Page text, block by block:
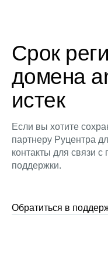
Срок
домена
истек
Если вы хотите
партнеру Руцентра
контакты для связи
поддержки.
Обратиться в